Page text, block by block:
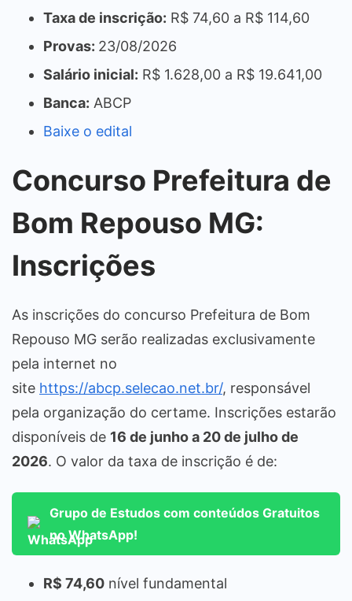
Taxa de inscrição: R$ 74,60 a R$ 114,60
Provas: 23/08/2026
Salário inicial: R$ 1.628,00 a R$ 19.641,00
Banca: ABCP
Baixe o edital
Concurso Prefeitura de
Bom Repouso MG:
Inscrições
As inscrições do concurso Prefeitura de Bom
Repouso MG serão realizadas exclusivamente
pela internet no
site https://abcp.selecao.net.br/, responsável
pela organização do certame. Inscrições estarão
disponíveis de 16 de junho a 20 de julho de
2026. O valor da taxa de inscrição é de:
Grupo de Estudos com conteúdos Gratuitos
no WhatsApp!
R$ 74,60 nível fundamental